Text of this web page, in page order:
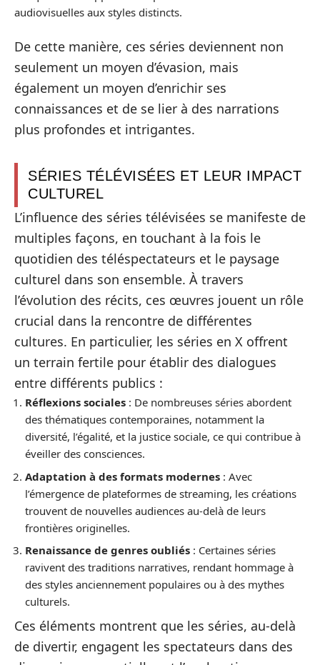
audiovisuelles aux styles distincts.
De cette manière, ces séries deviennent non
seulement un moyen d’évasion, mais
également un moyen d’enrichir ses
connaissances et de se lier à des narrations
plus profondes et intrigantes.
SÉRIES TÉLÉVISÉES ET LEUR IMPACT
CULTUREL
L’influence des séries télévisées se manifeste de
multiples façons, en touchant à la fois le
quotidien des téléspectateurs et le paysage
culturel dans son ensemble. À travers
l’évolution des récits, ces œuvres jouent un rôle
crucial dans la rencontre de différentes
cultures. En particulier, les séries en X offrent
un terrain fertile pour établir des dialogues
entre différents publics :
Réflexions sociales : De nombreuses séries abordent
des thématiques contemporaines, notamment la
diversité, l’égalité, et la justice sociale, ce qui contribue à
éveiller des consciences.
Adaptation à des formats modernes : Avec
l’émergence de plateformes de streaming, les créations
trouvent de nouvelles audiences au-delà de leurs
frontières originelles.
Renaissance de genres oubliés : Certaines séries
ravivent des traditions narratives, rendant hommage à
des styles anciennement populaires ou à des mythes
culturels.
Ces éléments montrent que les séries, au-delà
de divertir, engagent les spectateurs dans des